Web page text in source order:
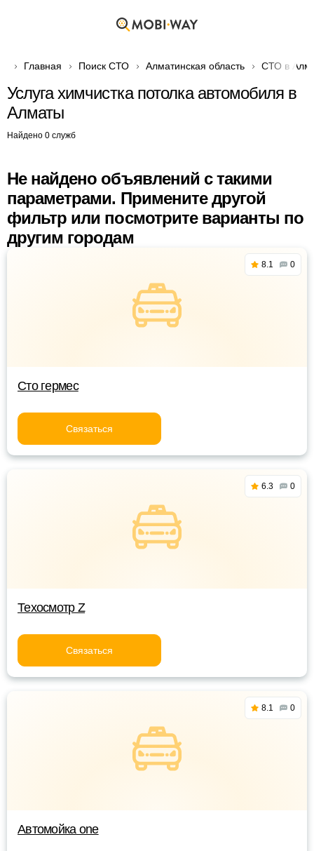
Главная Поиск СТО Алматинская область СТО в
Услуга химчистка потолка автомобиля в
Алматы
Найдено 0 служб
Не найдено объявлений с такими
параметрами. Примените другой
фильтр или посмотрите варианты по
другим городам
8.1 0
Сто гермес
Связаться
6.3 0
Техосмотр Z
Связаться
8.1 0
Автомойка one